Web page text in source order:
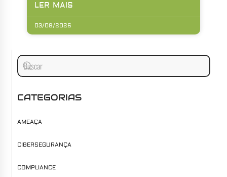
LER MAIS
03/08/2026
CATEGORIAS
AMEAÇA
CIBERSEGURANÇA
COMPLIANCE